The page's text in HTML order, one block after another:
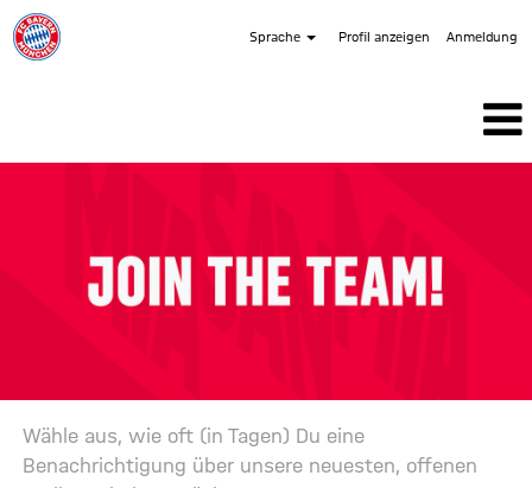
Sprache Profil anzeigen Anmeldung
Wähle aus, wie oft (in Tagen) Du eine
Benachrichtigung über unsere neuesten, offenen